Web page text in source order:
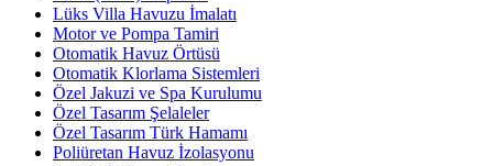
Lüks Villa Havuzu İmalatı
Motor ve Pompa Tamiri
Otomatik Havuz Örtüsü
Otomatik Klorlama Sistemleri
Özel Jakuzi ve Spa Kurulumu
Özel Tasarım Şelaleler
Özel Tasarım Türk Hamamı
Poliüretan Havuz İzolasyonu